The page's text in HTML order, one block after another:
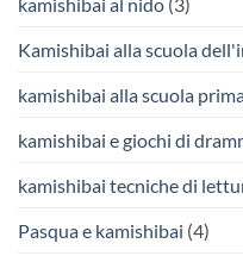
Kamishibai alla scuola
kamishibai alla scuola
kamishibai e giochi di
kamishibai tecniche di
Pasqua e kamishibai (4)